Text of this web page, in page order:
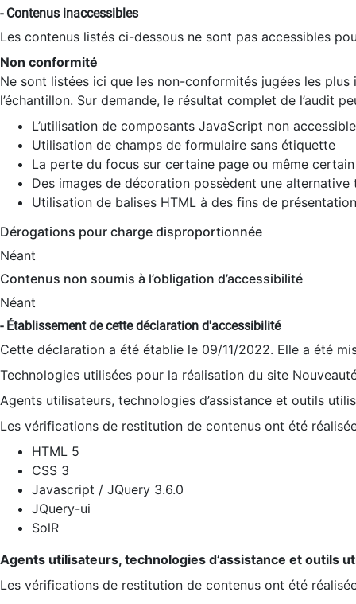
- Contenus inaccessibles
Les contenus listés ci-dessous ne sont pas accessibles
Non conformité
Ne sont listées ici que les non-conformités jugées les
l’échantillon. Sur demande, le résultat complet de l’audit
L’utilisation de composants JavaScript non
Utilisation de champs de formulaire sans étiquette
La perte du focus sur certaine page ou même
Des images de décoration possèdent une alternative
Utilisation de balises HTML à des fins de
Dérogations pour charge disproportionnée
Néant
Contenus non soumis à l’obligation d’accessibilité
Néant
- Établissement de cette déclaration d'accessibilité
Cette déclaration a été établie le 09/11/2022. Elle a été
Technologies utilisées pour la réalisation du site
Agents utilisateurs, technologies d’assistance et outils
Les vérifications de restitution de contenus ont été
HTML 5
CSS 3
Javascript / JQuery 3.6.0
JQuery-ui
SolR
Agents utilisateurs, technologies d’assistance et outils
Les vérifications de restitution de contenus ont été